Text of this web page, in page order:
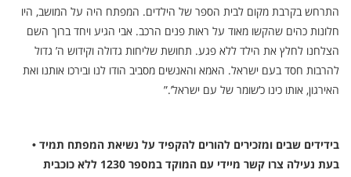
התרחש בקרבת מקום לבית הספר של הילדים. המפתח היה על המושב, היו
חלונות כהים שהקשו מאוד על ראות פנים הרכב. אבי הגיע ויחד ברוך השם
הצלחנו לחלץ את הילד ללא פגע. תחושת שליחות גדולה וקידוש ה’ גדול
להרבות חסד בעם ישראל. האמא והאנשים מסביב הודו לנו ובירכו אותנו ואת
האירגון, אותו כינו כ’שומר של עם ישראל’.”
בידידים שבים ומזכירים להורים להקפיד על נשיאת המפתח תמיד •
בעת נעילה צרו קשר מיידי עם המוקד במספר 1230 ללא כוכבית